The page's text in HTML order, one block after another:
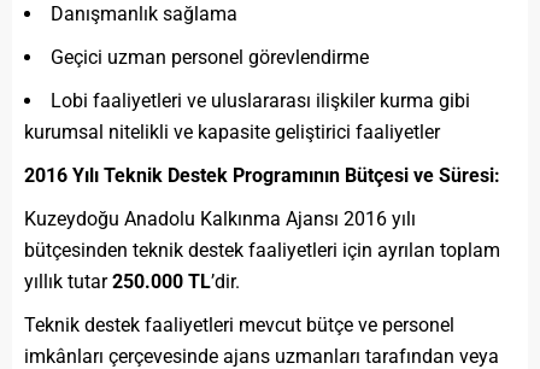
Danışmanlık sağlama
Geçici uzman personel görevlendirme
Lobi faaliyetleri ve uluslararası ilişkiler kurma gibi
kurumsal nitelikli ve kapasite geliştirici faaliyetler
2016 Yılı Teknik Destek Programının Bütçesi ve Süresi:
Kuzeydoğu Anadolu Kalkınma Ajansı 2016 yılı
bütçesinden teknik destek faaliyetleri için ayrılan toplam
yıllık tutar250.000 TL’dir.
Teknik destek faaliyetleri mevcut bütçe ve personel
imkânları çerçevesinde ajans uzmanları tarafından veya